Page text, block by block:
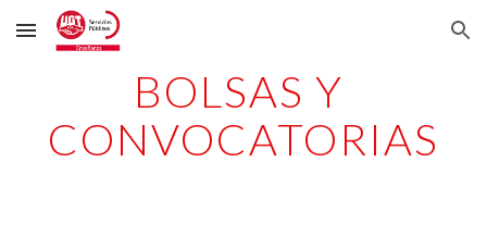
Skip to main content Skip to navigation
BOLSAS Y
CONVOCATORIAS